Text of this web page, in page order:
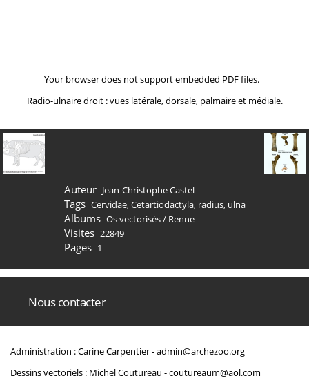
Your browser does not support embedded PDF files.
Radio-ulnaire droit : vues latérale, dorsale, palmaire et médiale.
Auteur Jean-Christophe Castel
Tags Cervidae,Cetartiodactyla, radius, ulna
Albums Os vectorisés/ Renne
Visites 22849
Pages 1
Nous contacter
Administration : Carine Carpentier -admin@archezoo.org
Dessins vectoriels : Michel Coutureau -coutureaum@aol.com